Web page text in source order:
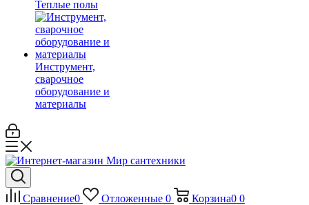
Теплые полы
Инструмент,
сварочное
оборудование и
материалы
Сравнение0 Отложенные 0 Корзина0 0